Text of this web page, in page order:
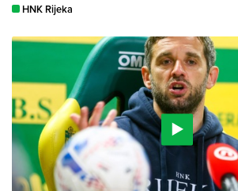
HNK Rijeka